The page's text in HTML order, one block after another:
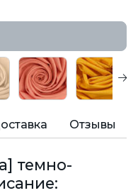
Отзывы
темно-